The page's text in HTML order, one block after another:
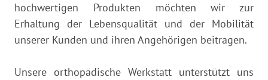
hochwertigen Produkten möchten wir zur
Erhaltung der Lebensqualität und der Mobilität
unserer Kunden und ihren Angehörigen beitragen.
Unsere orthopädische Werkstatt unter­stützt uns